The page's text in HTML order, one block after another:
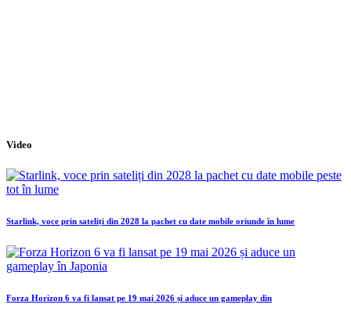
Video
Starlink, voce prin sateliți din 2028 la pachet cu date mobile oriunde în lume
Forza Horizon 6 va fi lansat pe 19 mai 2026 și aduce un gameplay din